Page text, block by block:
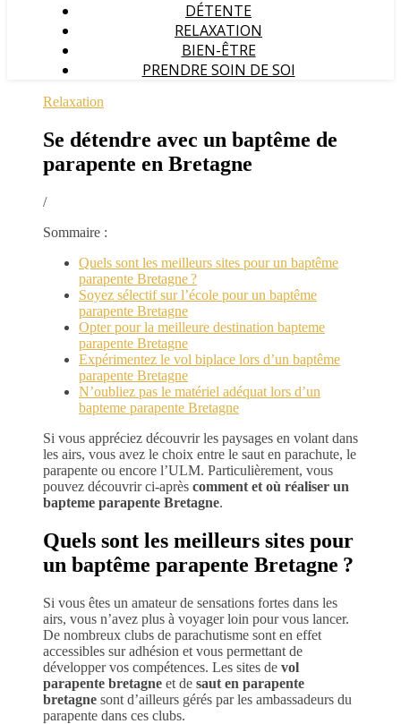
DÉTENTE
RELAXATION
BIEN-ÊTRE
PRENDRE SOIN DE SOI
Relaxation
Se détendre avec un baptême de
parapente en Bretagne
/
Sommaire :
Quels sont les meilleurs sites pour un baptême
parapente Bretagne ?
Soyez sélectif sur l’école pour un baptême
parapente Bretagne
Opter pour la meilleure destination bapteme
parapente Bretagne
Expérimentez le vol biplace lors d’un baptême
parapente Bretagne
N’oubliez pas le matériel adéquat lors d’un
bapteme parapente Bretagne
Si vous appréciez découvrir les paysages en volant dans
les airs, vous avez le choix entre le saut en parachute, le
parapente ou encore l’ULM. Particulièrement, vous
pouvez découvrir ci-après comment et où réaliser un
bapteme parapente Bretagne.
Quels sont les meilleurs sites pour
un baptême parapente Bretagne ?
Si vous êtes un amateur de sensations fortes dans les
airs, vous n’avez plus à voyager loin pour vous lancer.
De nombreux clubs de parachutisme sont en effet
accessibles sur adhésion et vous permettant de
développer vos compétences. Les sites de vol
parapente bretagne et de saut en parapente
bretagne sont d’ailleurs gérés par les ambassadeurs du
parapente dans ces clubs.